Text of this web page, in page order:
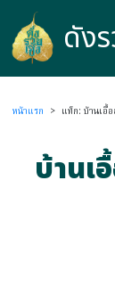
ดังรวยเฮง
ดัง
หน้าแรก > แท็ก: บ้านเอื้
บ้านเ